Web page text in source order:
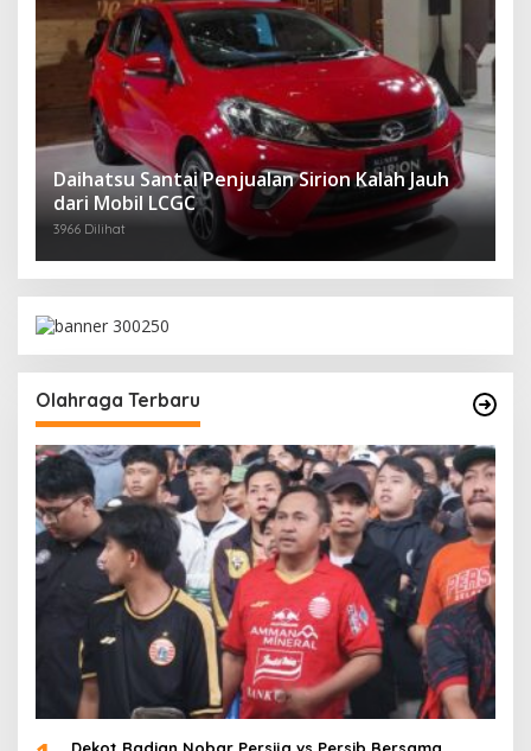
Daihatsu Santai Penjualan Sirion Kalah Jauh
dari Mobil LCGC
3966 Dilihat
Olahraga Terbaru
Dekot Radian Nobar Persija vs Persib Bersama